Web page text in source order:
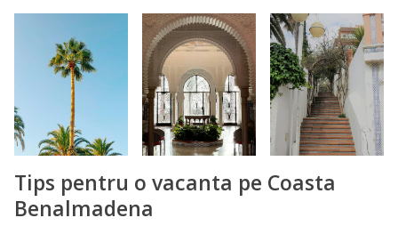
Tips pentru o vacanta pe Coasta
Benalmadena